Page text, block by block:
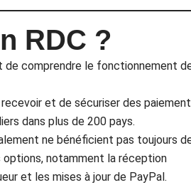
RDC ?
de comprendre le fonctionnement
et de sécuriser des
dans plus de 200 pays.
ne bénéficient pas toujours
options, notamment la réception
et les mises à jour de PayPal.